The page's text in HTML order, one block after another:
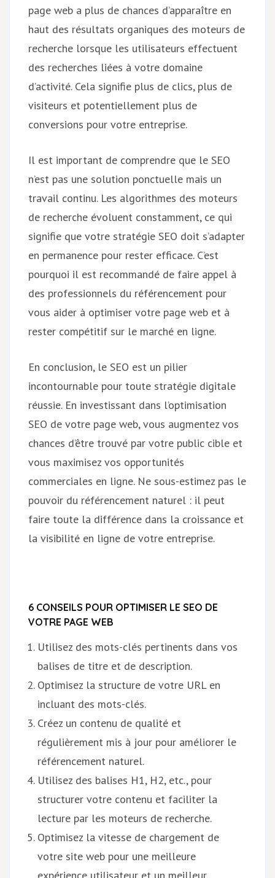
page web a plus de chances d’apparaître en
haut des résultats organiques des moteurs de
recherche lorsque les utilisateurs effectuent
des recherches liées à votre domaine
d’activité. Cela signifie plus de clics, plus de
visiteurs et potentiellement plus de
conversions pour votre entreprise.
Il est important de comprendre que le SEO
n’est pas une solution ponctuelle mais un
travail continu. Les algorithmes des moteurs
de recherche évoluent constamment, ce qui
signifie que votre stratégie SEO doit s’adapter
en permanence pour rester efficace. C’est
pourquoi il est recommandé de faire appel à
des professionnels du référencement pour
vous aider à optimiser votre page web et à
rester compétitif sur le marché en ligne.
En conclusion, le SEO est un pilier
incontournable pour toute stratégie digitale
réussie. En investissant dans l’optimisation
SEO de votre page web, vous augmentez vos
chances d’être trouvé par votre public cible et
vous maximisez vos opportunités
commerciales en ligne. Ne sous-estimez pas le
pouvoir du référencement naturel : il peut
faire toute la différence dans la croissance et
la visibilité en ligne de votre entreprise.
6 CONSEILS POUR OPTIMISER LE SEO DE
VOTRE PAGE WEB
Utilisez des mots-clés pertinents dans vos
balises de titre et de description.
Optimisez la structure de votre URL en
incluant des mots-clés.
Créez un contenu de qualité et
régulièrement mis à jour pour améliorer le
référencement naturel.
Utilisez des balises H1, H2, etc., pour
structurer votre contenu et faciliter la
lecture par les moteurs de recherche.
Optimisez la vitesse de chargement de
votre site web pour une meilleure